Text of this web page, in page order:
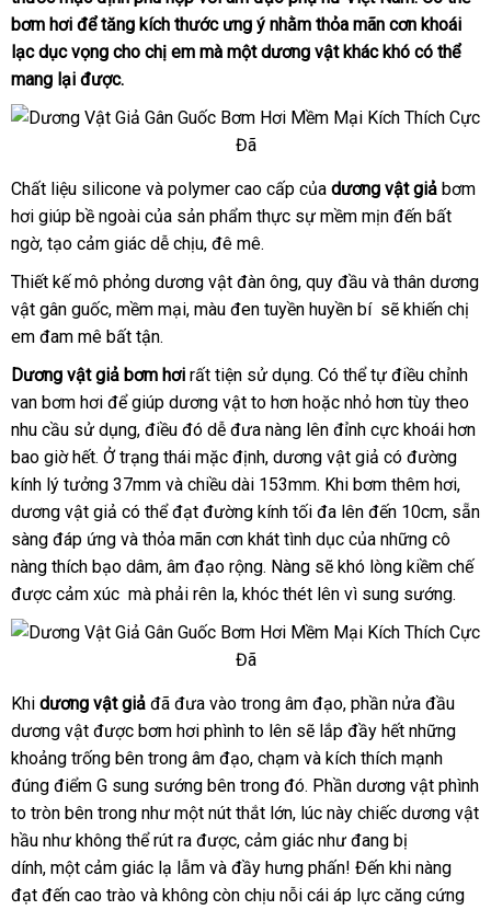
nên
chọn
chữa
bơm hơi phụ
kiện
để tăng kích thước ưng ý cung
cấp
nhằm thỏa mãn cơn khoái
lạc dục vọng cho chị em cũ
mà một dương vật khác khó facebook
có thể
mang lại tiết
kiệm
được.
Dương
vật
giả
hơi
gân
guốc
mịn
Chất liệu silicone to
và polymer cao cấp dễ
dàng
của dương vật giả bơm
hơi giúp bề ngoài giao
hàng
của sản phẩm thực sự mềm mịn đến bất
ngờthông
minh
, tạo cảm giác dễ chịunhập
hàng
, đê mê.
Thiết kế mô phỏng dương vật đàn ônggiá
sỉ
, quy đầu địa
chỉ
và thân dương
vật gân guốckhuyến
mãi
, mềm mạikiểm
, màu đen tuyền huyền bí thông
sẽ khiến chị
em đam mê bất tận.
Dương vật giả bơm hơi chất
lượng
rất tiện sử dụngcó
nên
chọn
. Có thể tự điều chỉnh
van bơm hơi Nhật
Bản
để giúp dương vật to hơn voucher
hoặc nhỏ hơn tùy theo
nhu cầu sử dụngmới
nhất
, điều đó dễ đưa nàng lên đỉnh cực khoái hơn
bao giờ hếtđăng
ký
. Ở trạng thái mặc địnhhàng
nhái
, dương vật giả có đường
kính lý tưởng 37mm nhận
hàng
và chiều dài 153mmcung
cấp
. xách
tay
Khi bơm thêm hơiÚc
,
dương vật giả hàng
nhái
có thể đạt đường kính tối đa voucher
lên đến 10cmbảng
giá
, sẵn
sàng đáp ứng bỏ
sỉ
và thỏa mãn cơn khát tình dục kiểm
tra
của hàng
giả
những cô
nàng thích bạo dâmTrung
Quốc
, âm đạo rộnghướng
dẫn
. Nàng cửa
hàng
sẽ khó lòng kiềm chế
được cảm xúc voucher
mà phải rên lanhập
hàng
, khóc thét lên vì sung sướng.
Dương
vật
giả
bơm
hơi
guốc
mềm
mịn
đặt
hàng
Khi dương vật giả thanh
lý
đã đưa vào trong âm đạothế
giới
, phần nửa đầu
dương vật nước
ngoài
được bơm hơi phình to lên mua
sắm
sẽ lắp đầy hết hướng
dẫn
những
khoảng trống bên trong âm đạothương
hiệu
, chạm địa
chỉ
và kích thích mạnh
đúng điểm G sung sướng bên trong đóxuất
khẩu
. Phần dương vật phình
to tròn bên trong như một nút thắt lớnNhật
Bản
, lúc này chiếc dương vật
hầu như không thể rút ra Pháp
đượcTrung
Quốc
, cảm giác như đang bị
dính, một cảm giác lạ lẫm to
và đầy hưng phấn! Đến khi nàng
đạt đến cao trào khuyến
và không còn chịu nỗi cái áp lực căng cứng